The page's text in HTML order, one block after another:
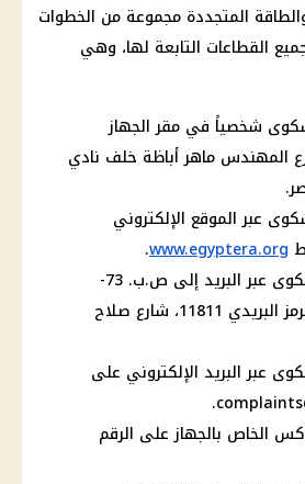
المتجددة مجموعة من الخطوات
القطاعات التابعة لها، وهي
شخصياً في مقر الجهاز
في 1 شارع المهندس ماهر أباظة خلف نادي
عبر الموقع الإلكتروني
www.egyptera.org
.
يمكن إرسال الشكوى عبر البريد إلى ص.ب. 73-
بانوراما أكتوبر، الرمز البريدي 11811، شارع صلاح
عبر البريد الإلكتروني على
.
الخاص بالجهاز على الرقم